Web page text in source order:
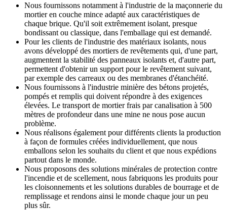
Nous fournissons notamment à l'industrie de la maçonnerie du
mortier en couche mince adapté aux caractéristiques de
chaque brique. Qu'il soit extrêmement isolant, presque
bondissant ou classique, dans l'emballage qui est demandé.
Pour les clients de l'industrie des matériaux isolants, nous
avons développé des mortiers de revêtements qui, d'une part,
augmentent la stabilité des panneaux isolants et, d'autre part,
permettent d'obtenir un support pour le revêtement suivant,
par exemple des carreaux ou des membranes d'étanchéité.
Nous fournissons à l'industrie minière des bétons projetés,
pompés et remplis qui doivent répondre à des exigences
élevées. Le transport de mortier frais par canalisation à 500
mètres de profondeur dans une mine ne nous pose aucun
problème.
Nous réalisons également pour différents clients la production
à façon de formules créées individuellement, que nous
emballons selon les souhaits du client et que nous expédions
partout dans le monde.
Nous proposons des solutions minérales de protection contre
l'incendie et de scellement, nous fabriquons les produits pour
les cloisonnements et les solutions durables de bourrage et de
remplissage et rendons ainsi le monde chaque jour un peu
plus sûr.